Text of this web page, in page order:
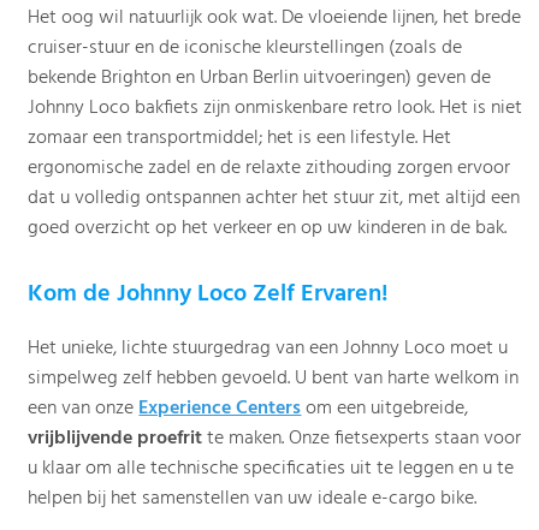
Het oog wil natuurlijk ook wat. De vloeiende lijnen, het brede
cruiser-stuur en de iconische kleurstellingen (zoals de
bekende Brighton en Urban Berlin uitvoeringen) geven de
Johnny Loco bakfiets zijn onmiskenbare retro look. Het is niet
zomaar een transportmiddel; het is een lifestyle. Het
ergonomische zadel en de relaxte zithouding zorgen ervoor
dat u volledig ontspannen achter het stuur zit, met altijd een
goed overzicht op het verkeer en op uw kinderen in de bak.
Kom de Johnny Loco Zelf Ervaren!
Het unieke, lichte stuurgedrag van een Johnny Loco moet u
simpelweg zelf hebben gevoeld. U bent van harte welkom in
een van onzeExperience Centersom een uitgebreide,
vrijblijvende proefritte maken. Onze fietsexperts staan voor
u klaar om alle technische specificaties uit te leggen en u te
helpen bij het samenstellen van uw ideale e-cargo bike.